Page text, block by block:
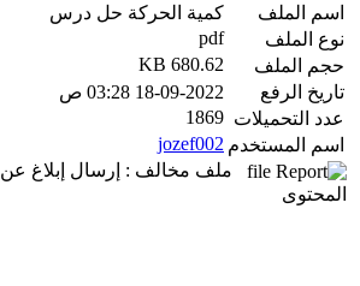
اسم الملف
كمية الحركة حل درس
نوع الملف
pdf
حجم الملف
680.62 KB
تاريخ الرفع
18-09-2022 03:28 ص
عدد التحميلات 1869
اسم المستخدم jozef002
ملف مخالف : إرسال إبلاغ عن
المحتوى